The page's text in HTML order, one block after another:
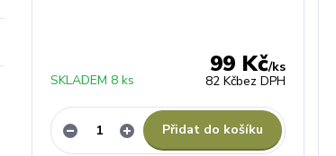
99 Kč/ks
82 Kčbez DPH
SKLADEM 8 ks
Přidat do košíku